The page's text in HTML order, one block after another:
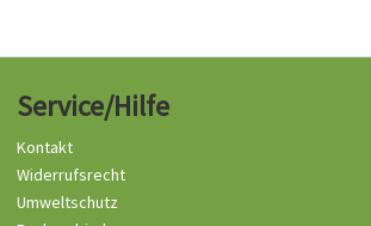
Service/Hilfe
Kontakt
Widerrufsrecht
Umweltschutz